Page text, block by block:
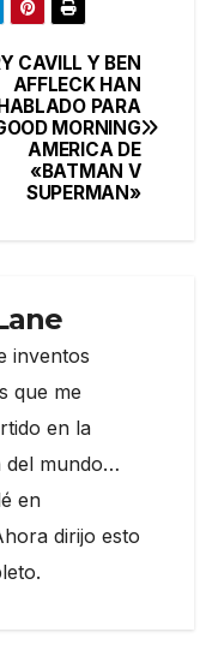
CAVILL Y BEN
AFFLECK HAN
PARA
MORNING
AMERICA DE
«BATMAN V
SUPERMAN»
inventos
que me
en la
del mundo…
en
dirijo esto